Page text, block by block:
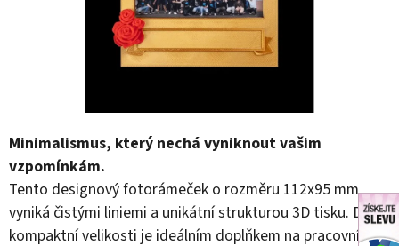
Minimalismus, který nechá vyniknout vašim
vzpomínkám.
Tento designový fotorámeček o rozměru 112x95 mm
vyniká čistými liniemi a unikátní strukturou 3D tisku. Díky
kompaktní velikosti je ideálním doplňkem na pracovní stůl